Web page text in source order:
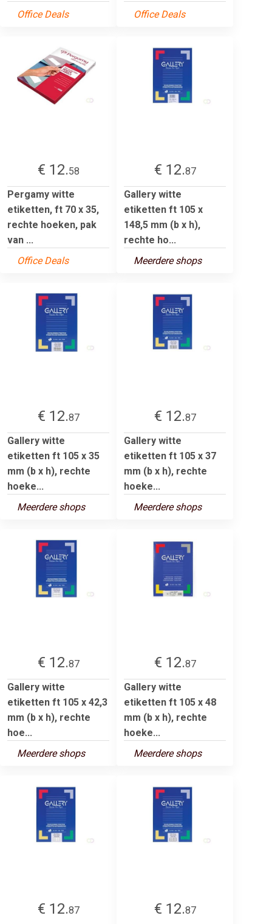
Office Deals
Office Deals
€ 12.58
Pergamy witte
etiketten, ft 70 x 35,
rechte hoeken, pak
van ...
Office Deals
€ 12.87
Gallery witte
etiketten ft 105 x
148,5 mm (b x h),
rechte ho...
Meerdere shops
€ 12.87
Gallery witte
etiketten ft 105 x 35
mm (b x h), rechte
hoeke...
Meerdere shops
€ 12.87
Gallery witte
etiketten ft 105 x 37
mm (b x h), rechte
hoeke...
Meerdere shops
€ 12.87
Gallery witte
etiketten ft 105 x 42,3
mm (b x h), rechte
hoe...
Meerdere shops
€ 12.87
Gallery witte
etiketten ft 105 x 48
mm (b x h), rechte
hoeke...
Meerdere shops
€ 12.87
€ 12.87